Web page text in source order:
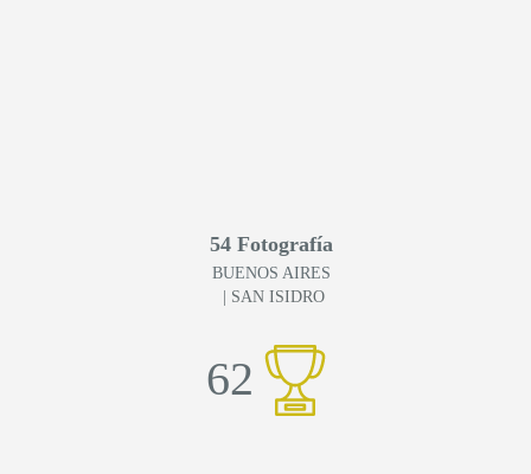
54 Fotografía
BUENOS AIRES
| SAN ISIDRO
62